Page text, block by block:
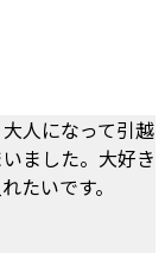
人になって引越
ました。大好き
たいです。